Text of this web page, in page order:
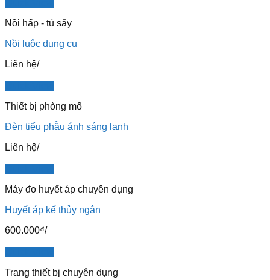
Nồi hấp - tủ sấy
Nồi luộc dụng cụ
Liên hệ/
Thiết bị phòng mổ
Đèn tiểu phẫu ánh sáng lạnh
Liên hệ/
Máy đo huyết áp chuyên dụng
Huyết áp kế thủy ngân
600.000₫/
Trang thiết bị chuyên dụng